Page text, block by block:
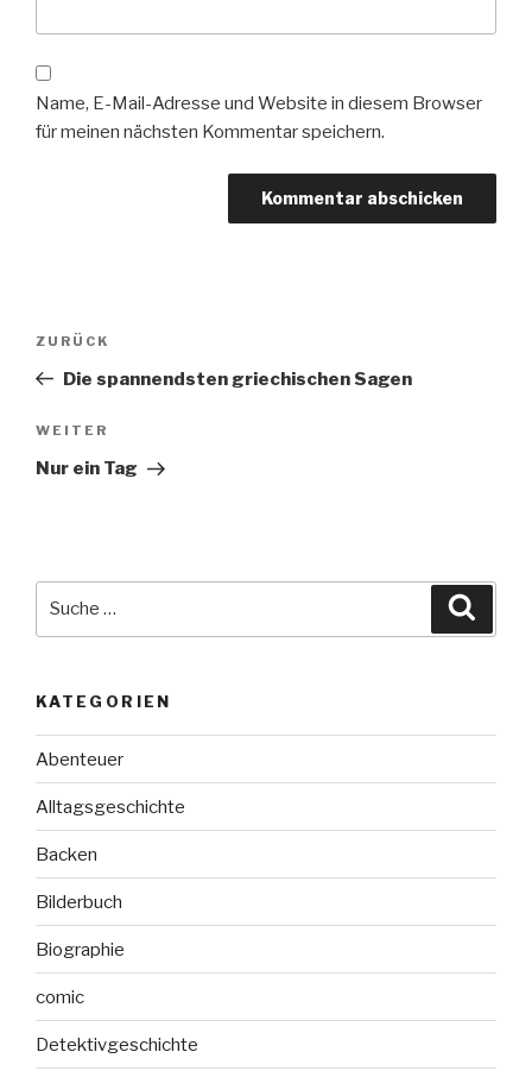
Name, E-Mail-Adresse und Website in diesem Browser
für meinen nächsten Kommentar speichern.
Beitragsnavigation
Vorheriger
Beitrag
ZURÜCK
Die spannendsten griechischen Sagen
Nächster
Beitrag
WEITER
Nur ein Tag
KATEGORIEN
Abenteuer
Alltagsgeschichte
Backen
Bilderbuch
Biographie
comic
Detektivgeschichte